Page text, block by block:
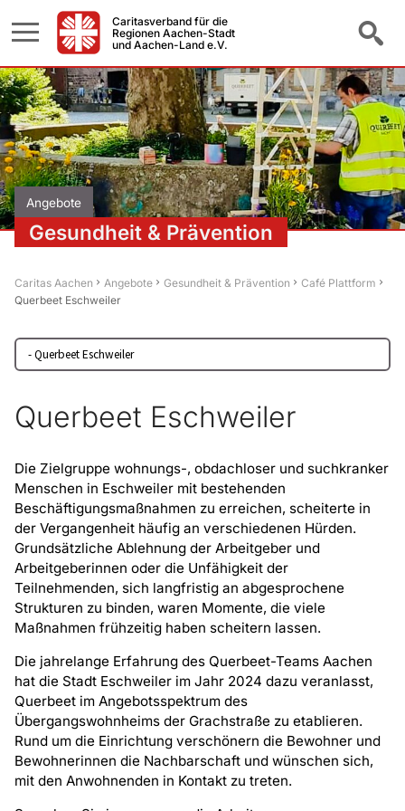
Caritasverband für die
Regionen Aachen-Stadt
und Aachen-Land e.V.
Angebote
Gesundheit & Prävention
Caritas Aachen Angebote Gesundheit & Prävention
Café Plattform
Querbeet Eschweiler
Querbeet Eschweiler
Die Zielgruppe wohnungs-, obdachloser und suchkranker
Menschen in Eschweiler mit bestehenden
Beschäftigungsmaßnahmen zu erreichen, scheiterte in
der Vergangenheit häufig an verschiedenen Hürden.
Grundsätzliche Ablehnung der Arbeitgeber und
Arbeitgeberinnen oder die Unfähigkeit der
Teilnehmenden, sich langfristig an abgesprochene
Strukturen zu binden, waren Momente, die viele
Maßnahmen frühzeitig haben scheitern lassen.
Die jahrelange Erfahrung des Querbeet-Teams Aachen
hat die Stadt Eschweiler im Jahr 2024 dazu veranlasst,
Querbeet im Angebotsspektrum des
Übergangswohnheims der Grachstraße zu etablieren.
Rund um die Einrichtung verschönern die Bewohner und
Bewohnerinnen die Nachbarschaft und wünschen sich,
mit den Anwohnenden in Kontakt zu treten.